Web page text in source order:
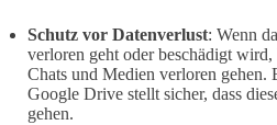
Schutz vor Datenverlust: Wenn
verloren geht oder beschädigt
Chats und Medien verloren gehen.
Google Drive stellt sicher, dass
gehen.